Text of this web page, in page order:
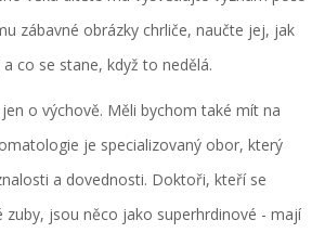
zábavné obrázky chrliče, naučte jej, jak
co se stane, když to nedělá.
o výchově. Měli bychom také mít na
je specializovaný obor, který
a dovednosti. Doktoři, kteří se
zuby, jsou něco jako superhrdinové - mají